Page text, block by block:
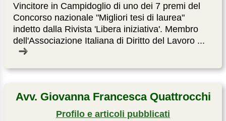
Vincitore in Campidoglio di uno dei 7 premi del
Concorso nazionale "Migliori tesi di laurea"
indetto dalla Rivista 'Libera iniziativa'. Membro
dell'Associazione Italiana di Diritto del Lavoro ...
Avv. Giovanna Francesca Quattrocchi
Profilo e articoli pubblicati